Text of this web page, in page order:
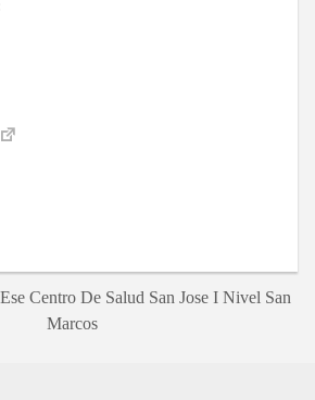
Centro De Salud San Jose I Nivel San
Marcos